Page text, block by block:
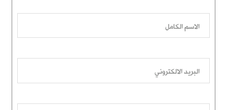
الاسم الكامل
البريد الالكتروني